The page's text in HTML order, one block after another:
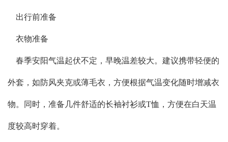
出行前准备
衣物准备
春季安阳气温起伏不定，早晚温差较大。建议携带轻便的
外套，如防风夹克或薄毛衣，方便根据气温变化随时增减衣
物。同时，准备几件舒适的长袖衬衫或T恤，方便在白天温
度较高时穿着。